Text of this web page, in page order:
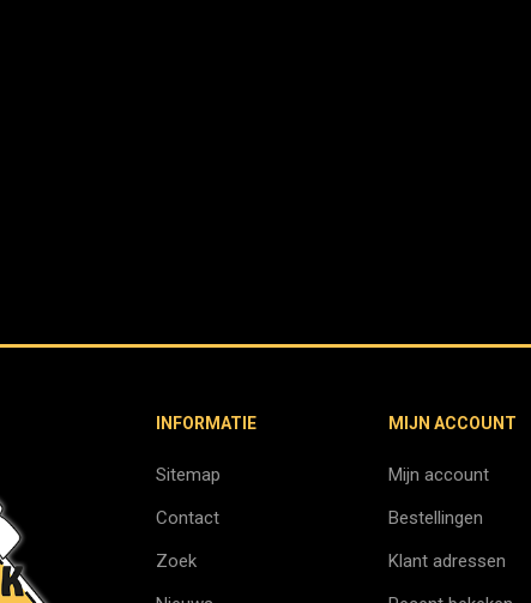
INFORMATIE
Sitemap
Contact
Zoek
MIJN ACCOUNT
Mijn account
Bestellingen
Klant adressen